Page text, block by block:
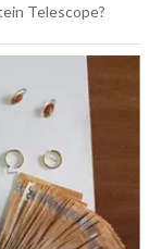
Telescope?